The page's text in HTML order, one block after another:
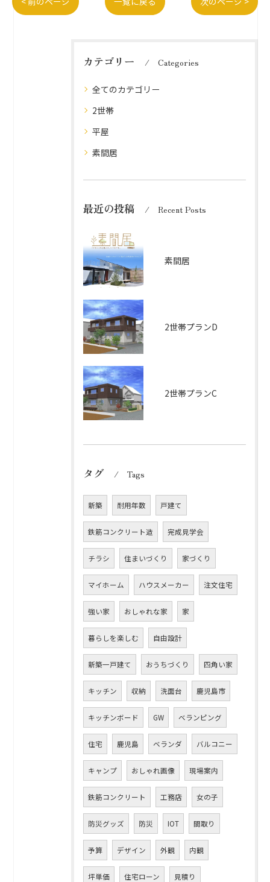
カテゴリー Categories
全てのカテゴリー
2世帯
平屋
素間居
最近の投稿 Recent Posts
素間居
2世帯プランD
2世帯プランC
タグ Tags
新築 耐用年数 戸建て
鉄筋コンクリート造 完成見学会
チラシ 住まいづくり 家づくり
マイホーム ハウスメーカー 注文住宅
強い家 おしゃれな家 家
暮らしを楽しむ 自由設計
新築一戸建て おうちづくり 四角い家
キッチン 収納 洗面台 鹿児島市
キッチンボード GW ベランピング
住宅 鹿児島 ベランダ バルコニー
キャンプ おしゃれ画像 現場案内
鉄筋コンクリート 工務店 女の子
防災グッズ 防災 IOT 間取り
予算 デザイン 外観 内観
坪単価 住宅ローン 見積り